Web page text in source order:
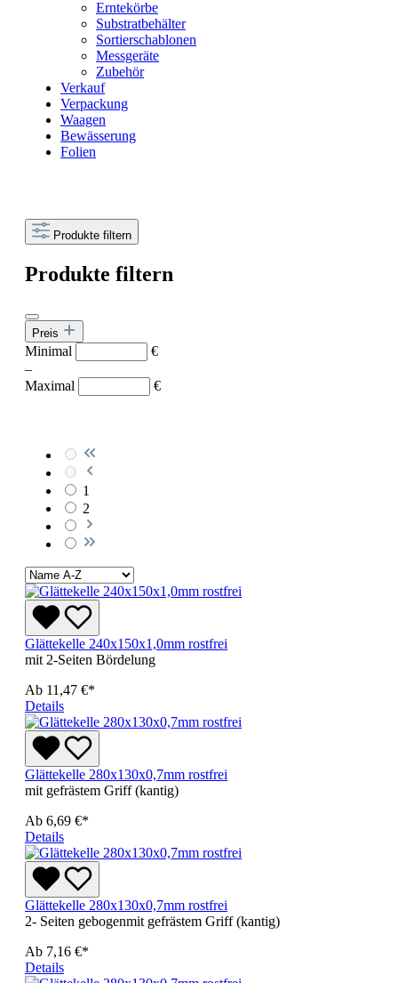
Erntekörbe
Substratbehälter
Sortierschablonen
Messgeräte
Zubehör
Verkauf
Verpackung
Waagen
Bewässerung
Folien
Produkte filtern
Produkte filtern
Preis
Minimal
€
–
Maximal
€
1
2
Glättekelle 240x150x1,0mm rostfrei
mit 2-Seiten Bördelung
Ab 11,47 €*
Details
Glättekelle 280x130x0,7mm rostfrei
mit gefrästem Griff (kantig)
Ab 6,69 €*
Details
Glättekelle 280x130x0,7mm rostfrei
2- Seiten gebogenmit gefrästem Griff (kantig)
Ab 7,16 €*
Details